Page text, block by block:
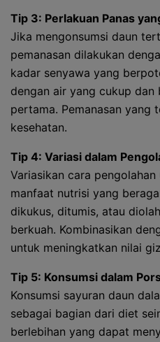
Tip 3: Perlakuan Panas
Jika mengonsumsi daun
pemanasan dilakukan
kadar senyawa yang
dengan air yang cukup dan
pertama. Pemanasan yang
kesehatan.
Tip 4: Variasi dalam
Variasikan cara
manfaat nutrisi yang
dikukus, ditumis, atau
berkuah. Kombinasikan
untuk meningkatkan nilai
Tip 5: Konsumsi dalam
Konsumsi sayuran daun
sebagai bagian dari diet
berlebihan yang dapat